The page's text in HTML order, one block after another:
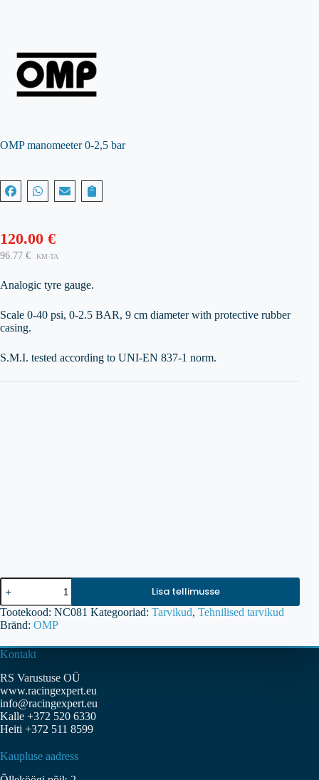
OMP manomeeter 0-2,5 bar
120.00 €
96.77 € KM-TA
Analogic tyre gauge.
Scale 0-40 psi, 0-2.5 BAR, 9 cm diameter with protective rubber
casing.
S.M.I. tested according to UNI-EN 837-1 norm.
OMP
manomeeter
0-
2,5
bar
Lisa tellimusse
Tootekood: NC081 Kategooriad: Tarvikud, Tehnilised tarvikud
Bränd: OMP
Kontakt
RS Varustuse OÜ
www.racingexpert.eu
info@racingexpert.eu
Kalle +372 520 6330
Heiti +372 511 8599
Kaupluse aadress